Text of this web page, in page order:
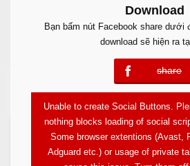
Free
Download
Bạn bấm nút Facebook share dưới
download sẽ hiện ra
share
error
Unable to create Social Buttons.
nothing blocks loading of social
Some browser extentions (Avast,
Adguard etc.) or usage of private